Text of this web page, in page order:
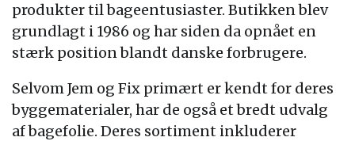
produkter til bageentusiaster. Butikken blev
grundlagt i 1986 og har siden da opnået en
stærk position blandt danske forbrugere.
Selvom Jem og Fix primært er kendt for deres
byggematerialer, har de også et bredt udvalg
af bagefolie. Deres sortiment inkluderer